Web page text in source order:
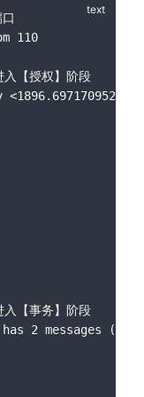
110
【授权】阶段
<
【事务】阶段
2 messages